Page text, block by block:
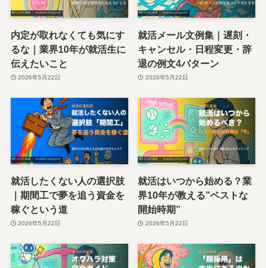
内定が取れなくても気にす
るな｜業界10年が就活生に
伝えたいこと
2026年5月22日
就活メール文例集｜遅刻・
キャンセル・日程変更・辞
退の例文4パターン
2026年5月22日
就活したくない人の選択肢
｜期間工で夢を追う資金を
稼ぐという道
2026年5月22日
就活はいつから始める？業
界10年が教える”ベストな
開始時期”
2026年5月22日